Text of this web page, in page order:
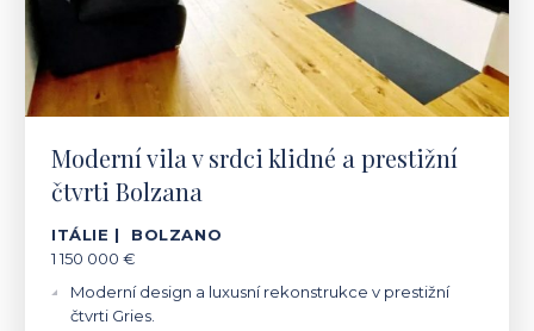
Moderní vila v srdci klidné a prestižní
čtvrti Bolzana
ITÁLIE | BOLZANO
1 150 000 €
Moderní design a luxusní rekonstrukce v prestižní
čtvrti Gries.